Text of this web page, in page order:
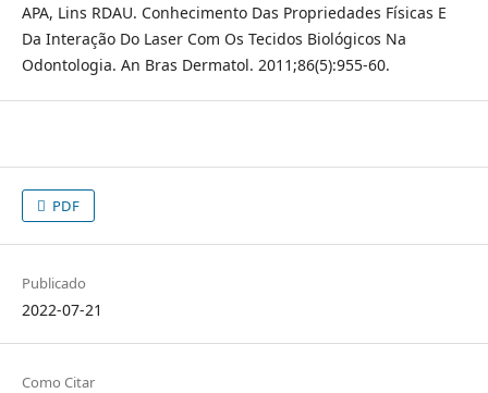
APA, Lins RDAU. Conhecimento Das Propriedades Físicas E
Da Interação Do Laser Com Os Tecidos Biológicos Na
Odontologia. An Bras Dermatol. 2011;86(5):955-60.
PDF
Publicado
2022-07-21
Como Citar